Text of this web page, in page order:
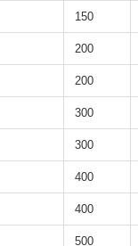
150
200
200
300
300
400
400
500